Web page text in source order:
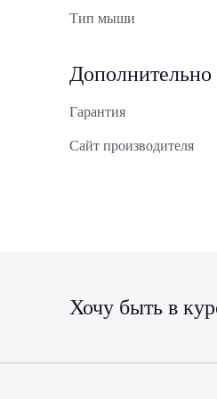
Тип мыши
Дополнительно
Гарантия
Сайт производителя
Хочу быть в